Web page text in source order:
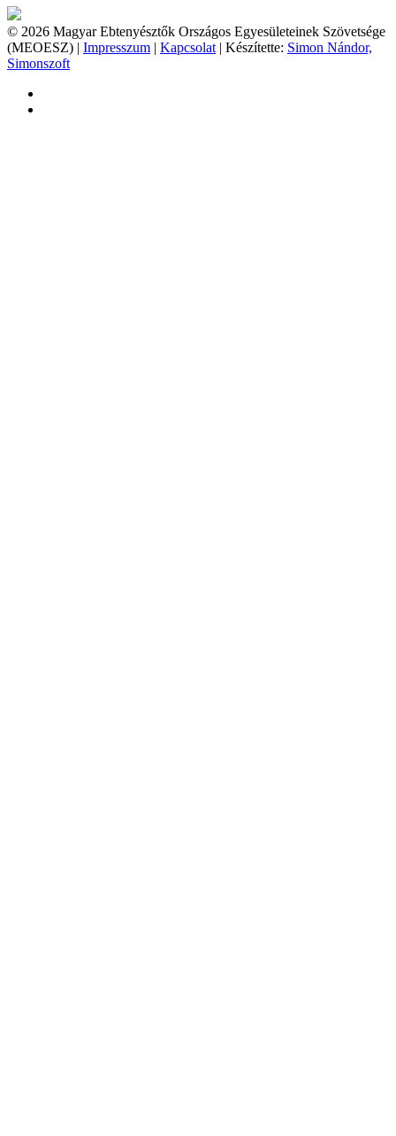
© 2026 Magyar Ebtenyésztők Országos Egyesületeinek Szövetsége
(MEOESZ) | Impresszum | Kapcsolat | Készítette: Simon Nándor,
Simonszoft